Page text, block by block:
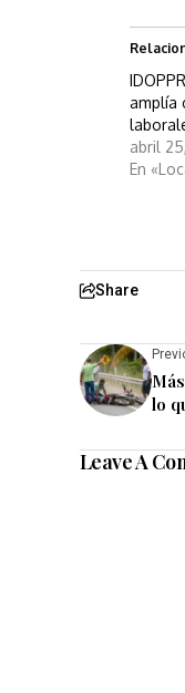
amplía
abril
En
Share
lo
Leave A